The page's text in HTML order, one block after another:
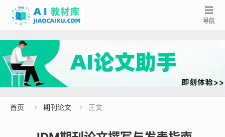

导航
首页  期刊论文  正文